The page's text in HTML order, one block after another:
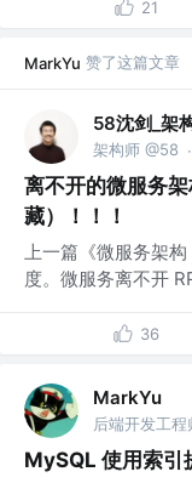
21
MarkYu 赞了这篇文章
58沈剑_架
架构师 @58 ·
离不开的微服务
藏）！！！
上一篇《微服务架
度。微服务离不开
36
MarkYu
后端开发工程
MySQL 使用索引